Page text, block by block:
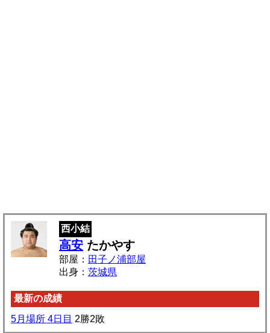
西小結
高安 たかやす
部屋： 田子ノ浦部屋
出身： 茨城県
最新の成績
5月場所 4日目 2勝2敗